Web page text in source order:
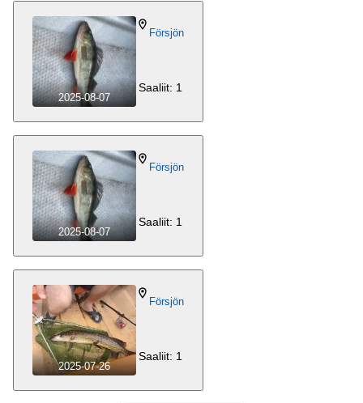
2025-08-07
Försjön
Saaliit: 1
2025-08-07
Försjön
Saaliit: 1
2025-07-26
Försjön
Saaliit: 1